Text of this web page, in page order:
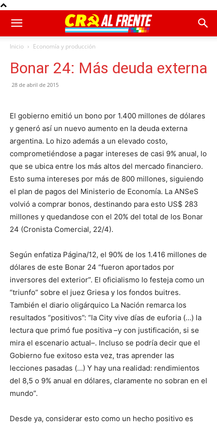
Inicio Economía y producción
Bonar 24: Más deuda externa
28 de abril de 2015
El gobierno emitió un bono por 1.400 millones de dólares
y generó así un nuevo aumento en la deuda externa
argentina. Lo hizo además a un elevado costo,
comprometiéndose a pagar intereses de casi 9% anual, lo
que se ubica entre los más altos del mercado financiero.
Esto suma intereses por más de 800 millones, siguiendo
el plan de pagos del Ministerio de Economía. La ANSeS
volvió a comprar bonos, destinando para esto US$ 283
millones y quedandose con el 20% del total de los Bonar
24 (Cronista Comercial, 22/4).
Según enfatiza Página/12, el 90% de los 1.416 millones de
dólares de este Bonar 24 “fueron aportados por
inversores del exterior”. El oficialismo lo festeja como un
“triunfo” sobre el juez Griesa y los fondos buitres.
También el diario oligárquico La Nación remarca los
resultados “positivos”: “la City vive días de euforia (…) la
lectura que primó fue positiva –y con justificación, si se
mira el escenario actual–. Incluso se podría decir que el
Gobierno fue exitoso esta vez, tras aprender las
lecciones pasadas (…) Y hay una realidad: rendimientos
del 8,5 o 9% anual en dólares, claramente no sobran en el
mundo”.
Desde ya, considerar esto como un hecho positivo es